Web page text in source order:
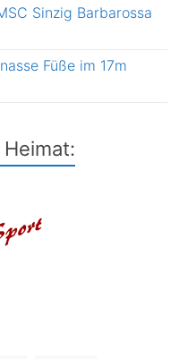
Sinzig Barbarossa
Füße im 17m